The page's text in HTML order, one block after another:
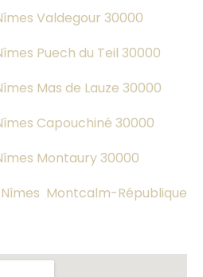
Valdegour 30000
Puech du Teil 30000
Mas de Lauze 30000
Capouchiné 30000
Montaury 30000
Montcalm-République